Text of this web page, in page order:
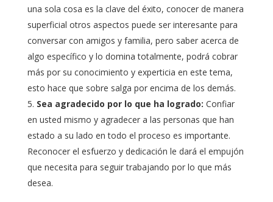
una sola cosa es la clave del éxito, conocer de manera
superficial otros aspectos puede ser interesante para
conversar con amigos y familia, pero saber acerca de
algo específico y lo domina totalmente, podrá cobrar
más por su conocimiento y experticia en este tema,
esto hace que sobre salga por encima de los demás.
Sea agradecido por lo que ha logrado: Confiar
en usted mismo y agradecer a las personas que han
estado a su lado en todo el proceso es importante.
Reconocer el esfuerzo y dedicación le dará el empujón
que necesita para seguir trabajando por lo que más
desea.